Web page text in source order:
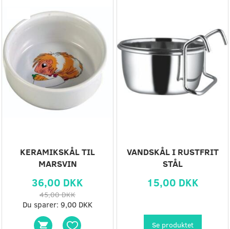
KERAMIKSKÅL TIL
MARSVIN
36,00 DKK
45,00 DKK
Du sparer: 9,00 DKK
VANDSKÅL I RUSTFRIT
STÅL
15,00 DKK
Se produktet